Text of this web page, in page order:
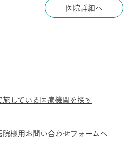
医院詳細へ